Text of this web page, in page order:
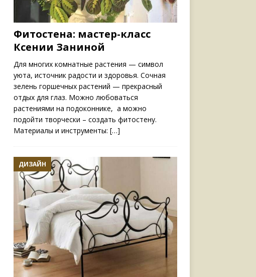
Фитостена: мастер-класс
Ксении Заниной
Для многих комнатные растения — символ
уюта, источник радости и здоровья. Сочная
зелень горшечных растений — прекрасный
отдых для глаз. Можно любоваться
растениями на подоконнике, а можно
подойти творчески – создать фитостену.
Материалы и инструменты: […]
ДИЗАЙН